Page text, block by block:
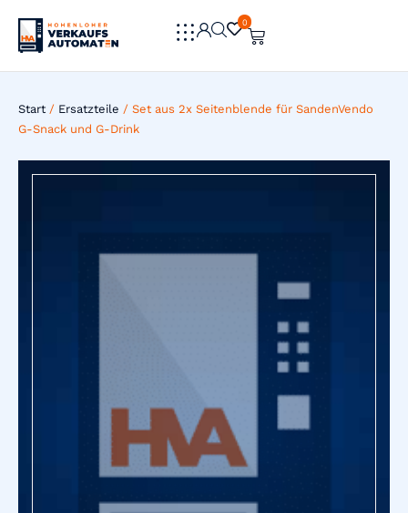
0
0
Start / Ersatzteile / Set aus 2x Seitenblende für SandenVendo
G-Snack und G-Drink